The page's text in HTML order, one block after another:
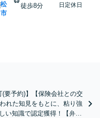
|松
市
徒歩8分
日定休日
(要予約)】【保険会社との交
れた知見をもとに、粘り強
い知識で認定獲得！【弁護